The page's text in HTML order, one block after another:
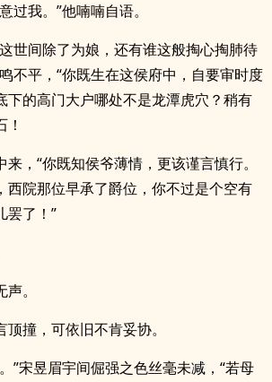
过我。”他喃喃自语。
世间除了为娘，还有谁这般掏心掏肺待
不平，“你既生在这侯府中，自要审时度
下的高门大户哪处不是龙潭虎穴？稍有
，“你既知侯爷薄情，更该谨言慎行。
西院那位早承了爵位，你不过是个空有
罢了！”
。
撞，可依旧不肯妥协。
”宋昱眉宇间倔强之色丝毫未减，“若母